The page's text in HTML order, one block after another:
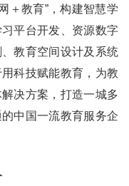
＋教育”，构建智慧学
平台开发、资源数字
教育空间设计及系统
科技赋能教育，为教
决方案，打造一城多
中国一流教育服务企